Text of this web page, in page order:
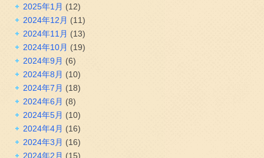
2025年1月 (12)
2024年12月 (11)
2024年11月 (13)
2024年10月 (19)
2024年9月 (6)
2024年8月 (10)
2024年7月 (18)
2024年6月 (8)
2024年5月 (10)
2024年4月 (16)
2024年3月 (16)
2024年2月 (15)